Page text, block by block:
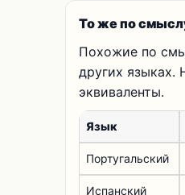
То же по
Похожие по
других
эквиваленты.
Язык
Португальский
Испанский